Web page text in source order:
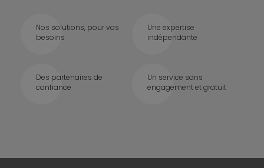
Nos solutions, pour vos
besoins
Une expertise
indépendante
Des partenaires de
confiance
Un service sans
engagement et gratuit